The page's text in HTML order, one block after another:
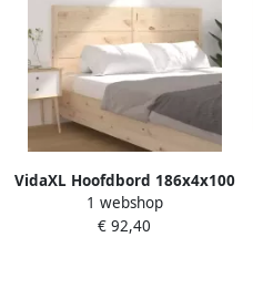
VidaXL Hoofdbord 186x4x100
cm massief grenenhout
1 webshop
€ 92,40